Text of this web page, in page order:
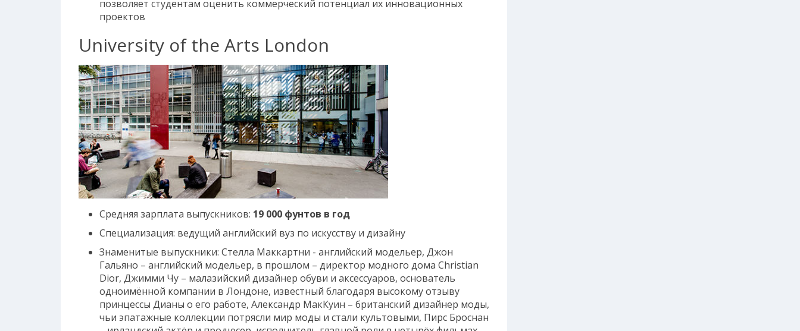
позволяет студентам оценить коммерческий потенциал их инновационных
проектов
University of the Arts London
Средняя зарплата выпускников: 19 000 фунтов в год
Специализация: ведущий английский вуз по искусству и дизайну
Знаменитые выпускники: Стелла Маккартни - английский модельер, Джон
Гальяно – английский модельер, в прошлом – директор модного дома Christian
Dior, Джимми Чу – малазийский дизайнер обуви и аксессуаров, основатель
одноимённой компании в Лондоне, известный благодаря высокому отзыву
принцессы Дианы о его работе, Александр МакКуин – британский дизайнер моды,
чьи эпатажные коллекции потрясли мир моды и стали культовыми, Пирс Броснан